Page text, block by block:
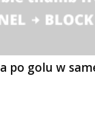
po golu w